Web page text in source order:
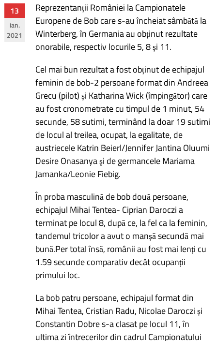
13
ian.
2021
Reprezentanții României la Campionatele
Europene de Bob care s-au încheiat sâmbătă la
Winterberg, în Germania au obținut rezultate
onorabile, respectiv locurile 5, 8 și 11.
Cel mai bun rezultat a fost obținut de echipajul
feminin de bob-2 persoane format din Andreea
Grecu (pilot) și Katharina Wick (împingător) care
au fost cronometrate cu timpul de 1 minut, 54
secunde, 58 sutimi, terminând la doar 19 sutimi
de locul al treilea, ocupat, la egalitate, de
austriecele Katrin Beierl/Jennifer Jantina Oluumi
Desire Onasanya şi de germancele Mariama
Jamanka/Leonie Fiebig.
În proba masculină de bob două persoane,
echipajul Mihai Tentea- Ciprian Daroczi a
terminat pe locul 8, după ce, la fel ca la feminin,
tandemul tricolor a avut o manșă secundă mai
bună.Per total însă, românii au fost mai lenți cu
1.59 secunde comparativ decât ocupanții
primului loc.
La bob patru persoane, echipajul format din
Mihai Tentea, Cristian Radu, Nicolae Daroczi și
Constantin Dobre s-a clasat pe locul 11, în
ultima zi întrecerilor din cadrul Campionatului
Navigare
în
articole